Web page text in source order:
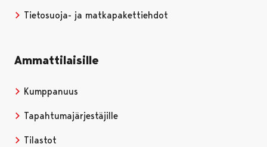
Tietosuoja- ja matkapakettiehdot
Ammattilaisille
Kumppanuus
Tapahtumajärjestäjille
Tilastot